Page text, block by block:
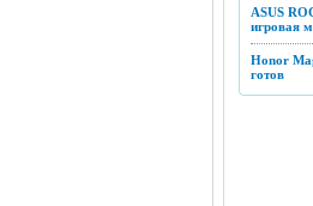
ASUS
игровая
Honor
готов